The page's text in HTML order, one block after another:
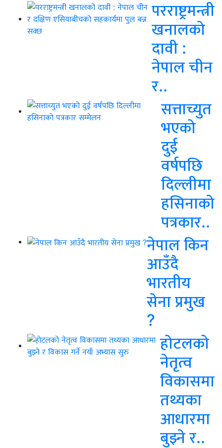
परराष्ट्रमन्त्री
खनालको
दावी :
नेपाल चीन
र..
सत्ताच्युत
भएको
दुई
वर्षपछि
दिल्लीमा
हसिनाको
पत्रकार..
नेपाल किन
आउँदै
भारतीय
सेना प्रमुख
?
होटलको
नेतृत्व
विकासमा
तथ्यका
आधारमा
बुझ्ने र..